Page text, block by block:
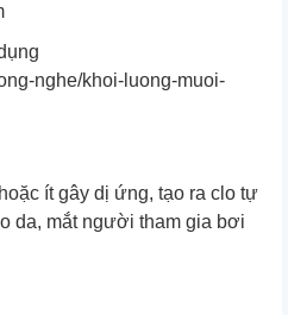
nghe/khoi-luong-muoi-
ít gây dị ứng, tạo ra clo tự
da, mắt người tham gia bơi